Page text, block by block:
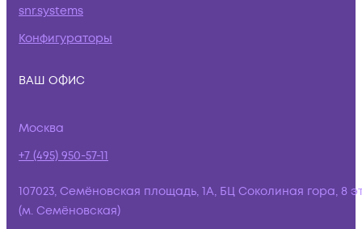
snr.systems
Конфигураторы
ВАШ ОФИС
Москва
+7 (495) 950-57-11
107023, Семёновская площадь, 1А, БЦ Соколиная гора, 8
(м. Семёновская)